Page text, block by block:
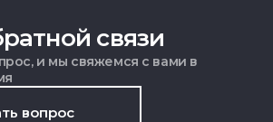
связи
и мы свяжемся с вами в
вопрос